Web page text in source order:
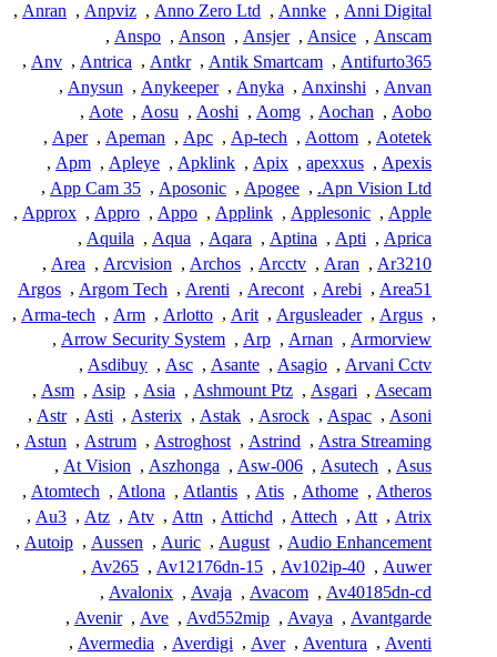
Anni Digital
,
Annke
,
Anno Zero Ltd
,
Anpviz
,
Anran
,
Anscam
,
Ansice
,
Ansjer
,
Anson
,
Anspo
,
Antifurto365
,
Antik Smartcam
,
Antkr
,
Antrica
,
Anv
,
Anvan
,
Anxinshi
,
Anyka
,
Anykeeper
,
Anysun
,
Aobo
,
Aochan
,
Aomg
,
Aoshi
,
Aosu
,
Aote
,
Aotetek
,
Aottom
,
Ap-tech
,
Apc
,
Apeman
,
Aper
,
Apexis
,
apexxus
,
Apix
,
Apklink
,
Apleye
,
Apm
,
Apn Vision Ltd.
,
Apogee
,
Aposonic
,
App Cam 35
,
Apple
,
Applesonic
,
Applink
,
Appo
,
Appro
,
Approx
,
Aprica
,
Apti
,
Aptina
,
Aqara
,
Aqua
,
Aquila
,
Ar3210
,
Aran
,
Arcctv
,
Archos
,
Arcvision
,
Area
,
Area51
,
Arebi
,
Arecont
,
Arenti
,
Argom Tech
,
Argos
,
Argus
,
Argusleader
,
Arit
,
Arlotto
,
Arm
,
Arma-tech
,
Armorview
,
Arnan
,
Arp
,
Arrow Security System
,
Arvani Cctv
,
Asagio
,
Asante
,
Asc
,
Asdibuy
,
Asecam
,
Asgari
,
Ashmount Ptz
,
Asia
,
Asip
,
Asm
,
Asoni
,
Aspac
,
Asrock
,
Astak
,
Asterix
,
Asti
,
Astr
,
Astra Streaming
,
Astrind
,
Astroghost
,
Astrum
,
Astun
,
Asus
,
Asutech
,
Asw-006
,
Aszhonga
,
At Vision
,
Atheros
,
Athome
,
Atis
,
Atlantis
,
Atlona
,
Atomtech
,
Atrix
,
Att
,
Attech
,
Attichd
,
Attn
,
Atv
,
Atz
,
Au3
,
Audio Enhancement
,
August
,
Auric
,
Aussen
,
Autoip
,
Auwer
,
Av102ip-40
,
Av12176dn-15
,
Av265
,
Av40185dn-cd
,
Avacom
,
Avaja
,
Avalonix
,
Avantgarde
,
Avaya
,
Avd552mip
,
Ave
,
Avenir
,
Aventi
,
Aventura
,
Aver
,
Averdigi
,
Avermedia
,